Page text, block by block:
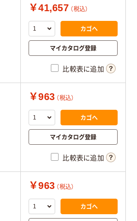
￥41,657 （税込）
カゴへ
マイカタログ登録
比較表に追加
￥963 （税込）
カゴへ
マイカタログ登録
比較表に追加
￥963 （税込）
カゴへ